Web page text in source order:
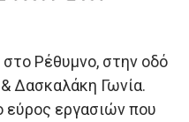
στο Ρέθυμνο, στην οδό
Δασκαλάκη Γωνία.
εύρος εργασιών που